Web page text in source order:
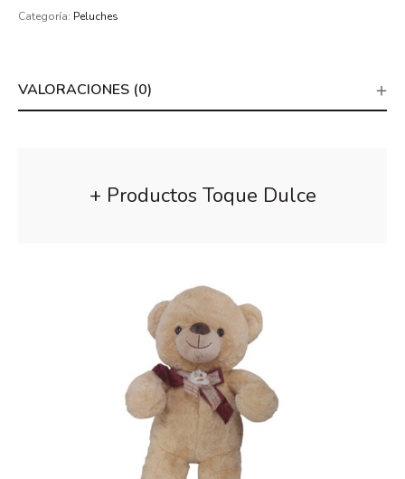
Categoría: Peluches
VALORACIONES (0)
+ Productos Toque Dulce